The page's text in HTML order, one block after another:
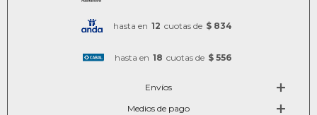
hasta en 12 cuotas de $ 834
hasta en 18 cuotas de $ 556
Envíos
Medios de pago